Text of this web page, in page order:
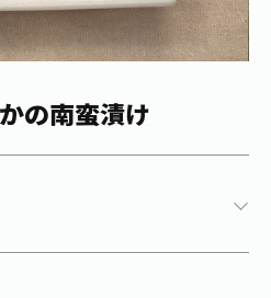
の南蛮漬け